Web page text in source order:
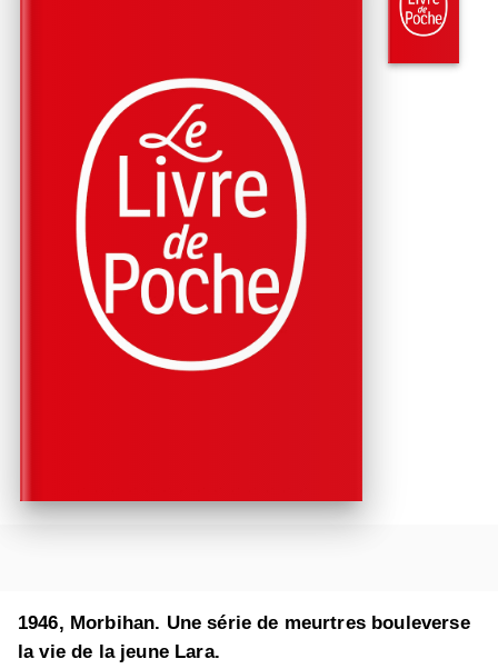
1946, Morbihan. Une série de meurtres bouleverse
la vie de la jeune Lara.